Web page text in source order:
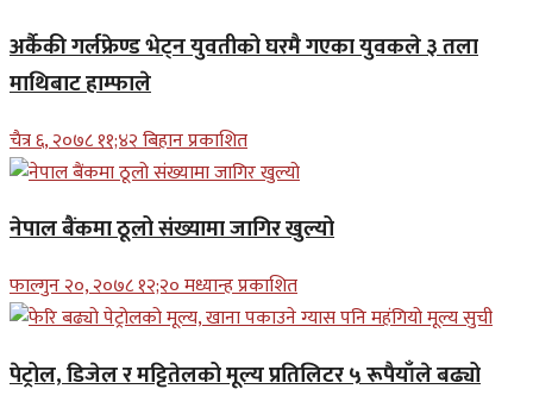
अर्कैकी गर्लफ्रेण्ड भेट्न युवतीको घरमै गएका युवकले ३ तला
माथिबाट हाम्फाले
चैत्र ६, २०७८ ११;४२ बिहान प्रकाशित
नेपाल बैंकमा ठूलो संख्यामा जागिर खुल्यो
फाल्गुन २०, २०७८ १२;२० मध्यान्ह प्रकाशित
पेट्रोल, डिजेल र मट्टितेलको मूल्य प्रतिलिटर ५ रूपैयाँले बढ्यो